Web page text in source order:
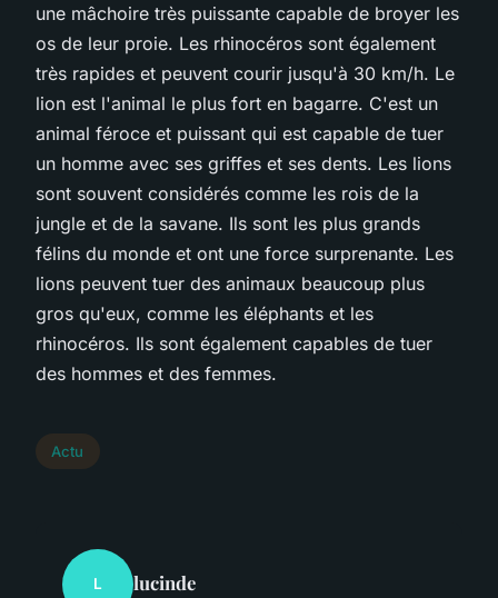
une mâchoire très puissante capable de broyer les
os de leur proie. Les rhinocéros sont également
très rapides et peuvent courir jusqu'à 30 km/h. Le
lion est l'animal le plus fort en bagarre. C'est un
animal féroce et puissant qui est capable de tuer
un homme avec ses griffes et ses dents. Les lions
sont souvent considérés comme les rois de la
jungle et de la savane. Ils sont les plus grands
félins du monde et ont une force surprenante. Les
lions peuvent tuer des animaux beaucoup plus
gros qu'eux, comme les éléphants et les
rhinocéros. Ils sont également capables de tuer
des hommes et des femmes.
Actu
L lucinde